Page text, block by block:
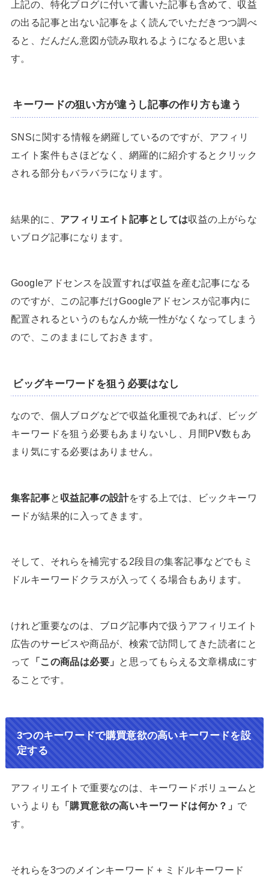
上記の、特化ブログに付いて書いた記事も含めて、収益
の出る記事と出ない記事をよく読んでいただきつつ調べ
ると、だんだん意図が読み取れるようになると思いま
す。
キーワードの狙い方が違うし記事の作り方も違う
SNSに関する情報を網羅しているのですが、アフィリ
エイト案件もさほどなく、網羅的に紹介するとクリック
される部分もバラバラになります。
結果的に、 アフィリエイト記事としては収益の上がらな
いブログ記事になります。
Googleアドセンスを設置すれば収益を産む記事になる
のですが、この記事だけGoogleアドセンスが記事内に
配置されるというのもなんか統一性がなくなってしまう
ので、このままにしておきます。
ビッグキーワードを狙う必要はなし
なので、個人ブログなどで収益化重視であれば、ビッグ
キーワードを狙う必要もあまりないし、月間PV数もあ
まり気にする必要はありません。
集客記事と 収益記事の設計をする上では、ビックキーワ
ードが結果的に入ってきます。
そして、それらを補完する2段目の集客記事などでもミ
ドルキーワードクラスが入ってくる場合もあります。
けれど重要なのは、ブログ記事内で扱うアフィリエイト
広告のサービスや商品が、検索で訪問してきた読者にと
って
「この商品は必要」 と思ってもらえる文章構成にす
ることです。
3つのキーワードで購買意欲の高いキーワードを設
定する
アフィリエイトで重要なのは、キーワードボリュームと
いうよりも
「購買意欲の高いキーワードは何か？」 で
す。
それらを3つのメインキーワード + ミドルキーワード